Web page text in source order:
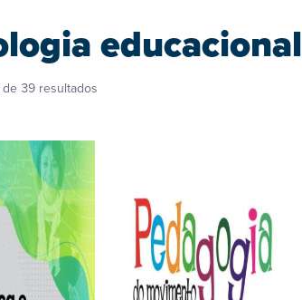
educacional
39 resultados